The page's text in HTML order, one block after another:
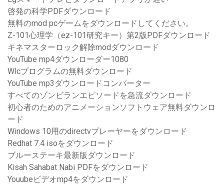
啓発の科学PDFダウンロード
無料のmod pcゲームをダウンロードしてください。
Z-101心理学（ez-101研究キー）第2版PDFダウンロード
キネマスターロック解除modダウンロード
YouTube mp4ダウンローダー1080
Wlcプログラムの無料ダウンロード
YouTube mp3ダウンロードコンバーター
すべてのゾンビランエピソードを急流ダウンロード
初心者のためのアニメーションソフトウェア無料ダウンロ
ード
Windows 10用のdirectvプレーヤーをダウンロード
Redhat 7.4 isoをダウンロード
ブルーステーキ最新版ダウンロード
Kisah Sahabat Nabi PDFをダウンロード
Youubeビデオmp4をダウンロード